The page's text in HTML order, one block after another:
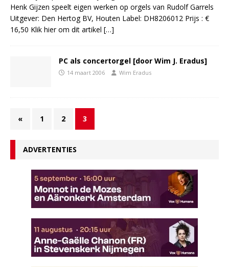
Henk Gijzen speelt eigen werken op orgels van Rudolf Garrels
Uitgever: Den Hertog BV, Houten Label: DH8206012 Prijs : €
16,50 Klik hier om dit artikel […]
PC als concertorgel [door Wim J. Eradus]
14 maart 2006 Wim Eradus
« 1 2 3
ADVERTENTIES